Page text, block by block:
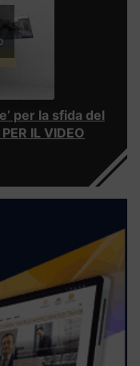
per la sfida del
IL VIDEO